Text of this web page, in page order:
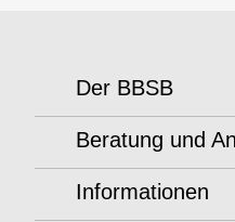
Der BBSB
Beratung und
Informationen